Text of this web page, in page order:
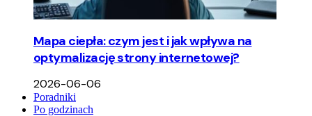
Mapa ciepła: czym jest i jak wpływa na
optymalizację strony internetowej?
2026-06-06
Poradniki
Po godzinach